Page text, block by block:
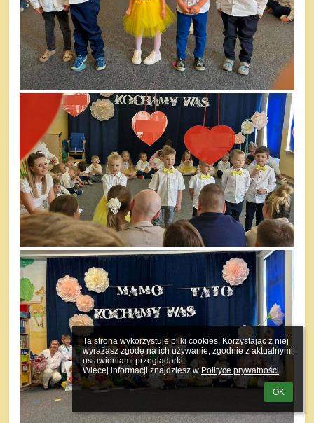
Ta strona wykorzystuje pliki cookies. Korzystając z niej
wyrażasz zgodę na ich używanie, zgodnie z aktualnymi
ustawieniami przeglądarki.
Więcej informacji znajdziesz w Polityce prywatności.
OK